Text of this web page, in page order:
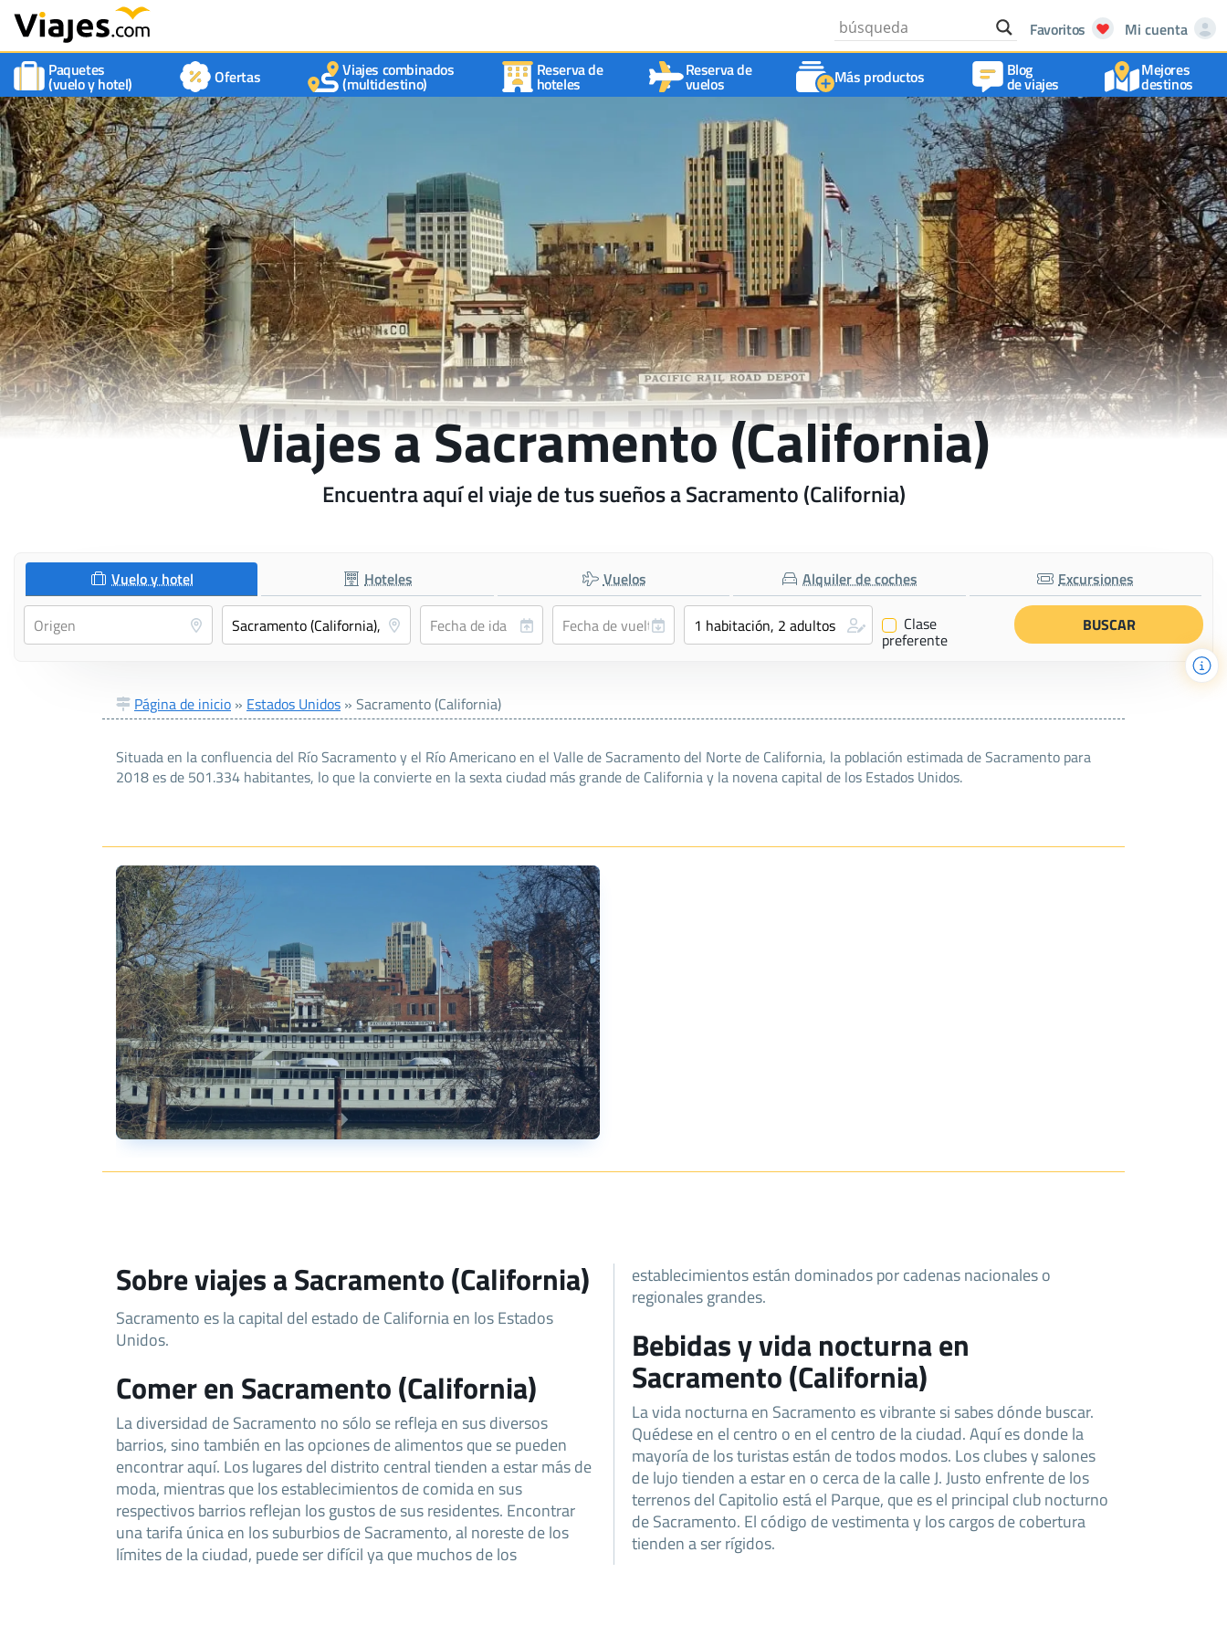
Favoritos
Mi cuenta
Paquetes
(vuelo y hotel) Ofertas Viajes combinados
(multidestino)
Reserva de
hoteles
Reserva de
vuelos Más productos Blog
de viajes
Mejores
destinos
Viajes a Sacramento (California)
Encuentra aquí el viaje de tus sueños a Sacramento (California)
Vuelo y hotel Hoteles Vuelos Alquiler de coches Excursiones
✔ Clase
preferente
Página de inicio » Estados Unidos » Sacramento (California)
Situada en la confluencia del Río Sacramento y el Río Americano en el Valle de Sacramento del Norte de California, la población estimada de Sacramento para
2018 es de 501.334 habitantes, lo que la convierte en la sexta ciudad más grande de California y la novena capital de los Estados Unidos.
Sobre viajes a Sacramento (California)
Sacramento es la capital del estado de California en los Estados
Unidos.
Comer en Sacramento (California)
La diversidad de Sacramento no sólo se refleja en sus diversos
barrios, sino también en las opciones de alimentos que se pueden
encontrar aquí. Los lugares del distrito central tienden a estar más de
moda, mientras que los establecimientos de comida en sus
respectivos barrios reflejan los gustos de sus residentes. Encontrar
una tarifa única en los suburbios de Sacramento, al noreste de los
límites de la ciudad, puede ser difícil ya que muchos de los
establecimientos están dominados por cadenas nacionales o
regionales grandes.
Bebidas y vida nocturna en
Sacramento (California)
La vida nocturna en Sacramento es vibrante si sabes dónde buscar.
Quédese en el centro o en el centro de la ciudad. Aquí es donde la
mayoría de los turistas están de todos modos. Los clubes y salones
de lujo tienden a estar en o cerca de la calle J. Justo enfrente de los
terrenos del Capitolio está el Parque, que es el principal club nocturno
de Sacramento. El código de vestimenta y los cargos de cobertura
tienden a ser rígidos.